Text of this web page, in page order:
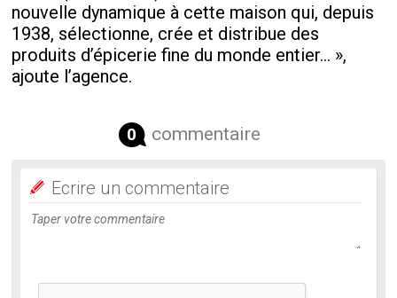
nouvelle dynamique à cette maison qui, depuis
1938, sélectionne, crée et distribue des
produits d’épicerie fine du monde entier… »,
ajoute l’agence.
0 commentaire
Ecrire un commentaire